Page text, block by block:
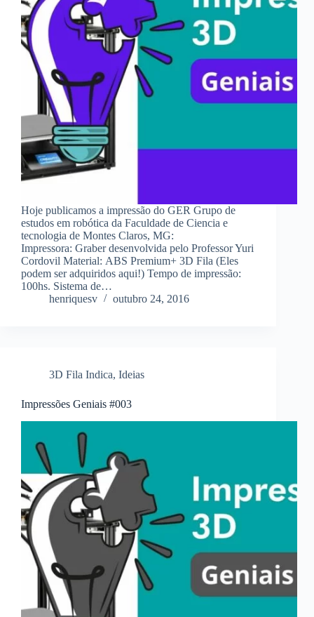
Hoje publicamos a impressão do GER Grupo de
estudos em robótica da Faculdade de Ciencia e
tecnologia de Montes Claros, MG:
Impressora: Graber desenvolvida pelo Professor Yuri
Cordovil Material: ABS Premium+ 3D Fila (Eles
podem ser adquiridos aqui!) Tempo de impressão:
100hs. Sistema de…
henriquesv
outubro 24, 2016
3D Fila Indica, Ideias
Impressões Geniais #003